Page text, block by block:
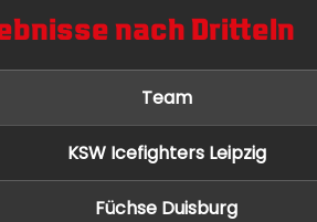
nach Dritteln
Team
KSW Icefighters Leipzig
Füchse Duisburg